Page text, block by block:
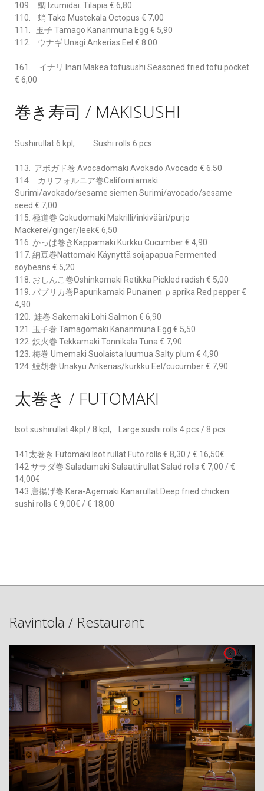
109. 鯛 Izumidai. Tilapia € 6,80
110. 蛸 Tako Mustekala Octopus € 7,00
111. 玉子 Tamago Kananmuna Egg € 5,90
112. ウナギ Unagi Ankerias Eel € 8.00
161. イナリ Inari Makea tofusushi Seasoned fried tofu pocket
€ 6,00
巻き寿司 / MAKISUSHI
Sushirullat 6 kpl, Sushi rolls 6 pcs
113. アボガド巻 Avocadomaki Avokado Avocado € 6.50
114. カリフォルニア巻Californiamaki
Surimi/avokado/sesame siemen Surimi/avocado/sesame
seed € 7,00
115. 極道巻 Gokudomaki Makrilli/inkivääri/purjo
Mackerel/ginger/leek€ 6,50
116. かっぱ巻きKappamaki Kurkku Cucumber € 4,90
117. 納豆巻Nattomaki Käynyttä soijapapua Fermented
soybeans € 5,20
118. おしんこ巻Oshinkomaki Retikka Pickled radish € 5,00
119. パプリカ巻Papurikamaki Punainen ｐaprika Red pepper €
4,90
120. 鮭巻 Sakemaki Lohi Salmon € 6,90
121. 玉子巻 Tamagomaki Kananmuna Egg € 5,50
122. 鉄火巻 Tekkamaki Tonnikala Tuna € 7,90
123. 梅巻 Umemaki Suolaista luumua Salty plum € 4,90
124. 鰻胡巻 Unakyu Ankerias/kurkku Eel/cucumber € 7,90
太巻き / FUTOMAKI
Isot sushirullat 4kpl / 8 kpl, Large sushi rolls 4 pcs / 8 pcs
141太巻き Futomaki Isot rullat Futo rolls € 8,30 / € 16,50€
142 サラダ巻 Saladamaki Salaattirullat Salad rolls € 7,00 / €
14,00€
143 唐揚げ巻 Kara-Agemaki Kanarullat Deep fried chicken
sushi rolls € 9,00€ / € 18,00
Ravintola / Restaurant